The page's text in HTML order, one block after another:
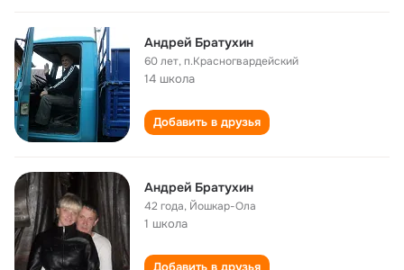
Андрей Братухин
60 лет,п.Красногвардейский
14 школа
Добавить в друзья
Андрей Братухин
42 года, Йошкар-Ола
1 школа
Добавить в друзья